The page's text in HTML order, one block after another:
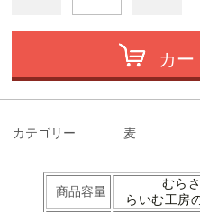
カー
カテゴリー 麦
商品容量
むら
らいむ工房